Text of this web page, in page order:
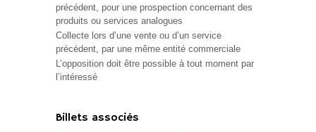
précédent, pour une prospection concernant des
produits ou services analogues
Collecte lors d’une vente ou d’un service
précédent, par une même entité commerciale
L’opposition doit être possible à tout moment par
l’intéressé
Billets associés